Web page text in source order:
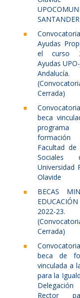
SANTANDER
Ayudas
el curso
Ayudas
Andalucía.
Cerrada)
beca
Facultad de
Universidad
Olavide
BECAS
2022-23.
Cerrada)
beca de
vinculada a
para la
Rector